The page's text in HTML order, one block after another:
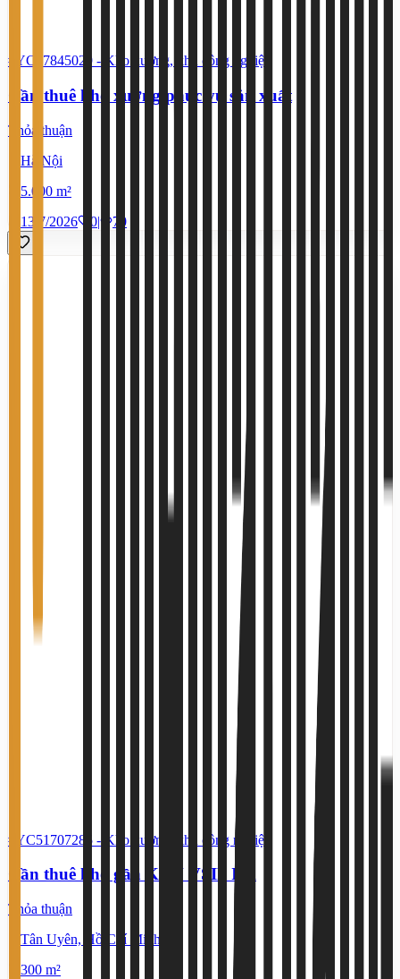
#YC67845029 - Kho xưởng, khu công nghiệp
Cần thuê kho xưởng phục vụ sản xuất
Thỏa thuận
Hà Nội
5.000 m²
13/7/2026
0| 70
#YC51707285 - Kho xưởng, khu công nghiệp
Cần thuê kho gần KCN VSIP IIA
Thỏa thuận
Tân Uyên, Hồ Chí Minh
300 m²